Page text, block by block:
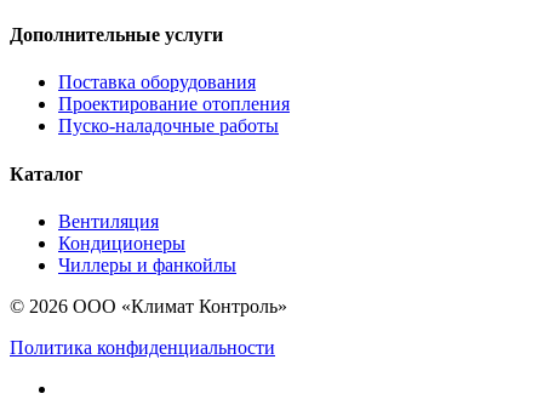
Дополнительные услуги
Поставка оборудования
Проектирование отопления
Пуско-наладочные работы
Каталог
Вентиляция
Кондиционеры
Чиллеры и фанкойлы
© 2026 ООО «Климат Контроль»
Политика конфиденциальности